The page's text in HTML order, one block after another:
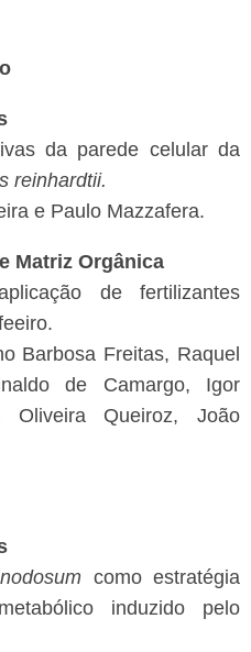
da parede celular da
reinhardtii.
e Paulo Mazzafera.
Matriz Orgânica
de fertilizantes
Barbosa Freitas, Raquel
de Camargo, Igor
Oliveira Queiroz, João
como estratégia
induzido pelo